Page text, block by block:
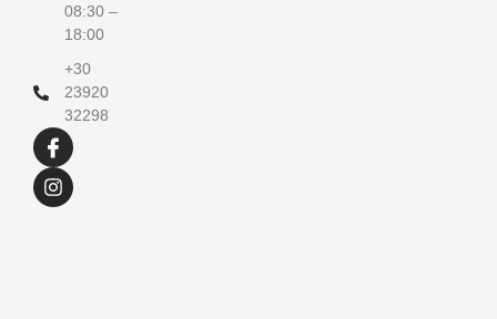
08:30 –
18:00
+30
23920
32298